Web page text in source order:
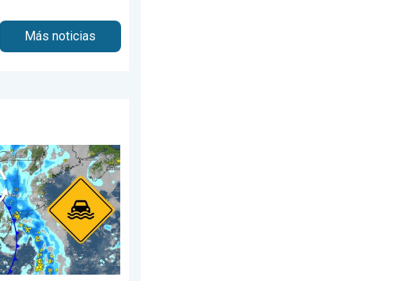
Más noticias
6 de agosto de 2026
noreste. Posibles inundaciones. . . martes, 28 de julio de 2026